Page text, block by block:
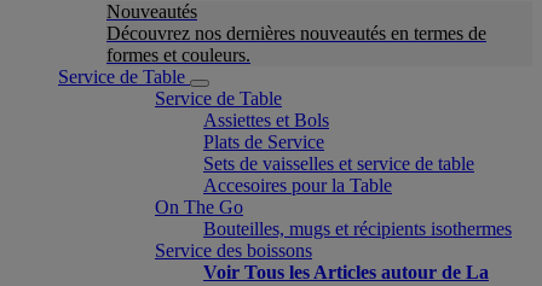
Nouveautés
Découvrez nos dernières nouveautés en termes de
formes et couleurs.
Service de Table
Service de Table
Assiettes et Bols
Plats de Service
Sets de vaisselles et service de table
Accesoires pour la Table
On The Go
Bouteilles, mugs et récipients isothermes
Service des boissons
Voir Tous les Articles autour de La